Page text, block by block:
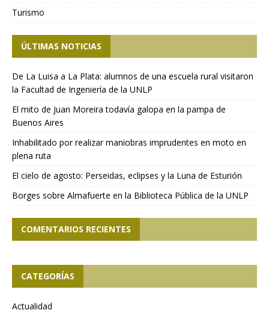
Turismo
ÚLTIMAS NOTICIAS
De La Luisa a La Plata: alumnos de una escuela rural visitaron
la Facultad de Ingeniería de la UNLP
El mito de Juan Moreira todavía galopa en la pampa de
Buenos Aires
Inhabilitado por realizar maniobras imprudentes en moto en
plena ruta
El cielo de agosto: Perseidas, eclipses y la Luna de Esturión
Borges sobre Almafuerte en la Biblioteca Pública de la UNLP
COMENTARIOS RECIENTES
CATEGORÍAS
Actualidad